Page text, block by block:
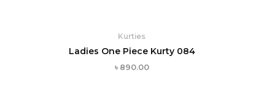
Kurties
Ladies One Piece Kurty 084
৳ 890.00